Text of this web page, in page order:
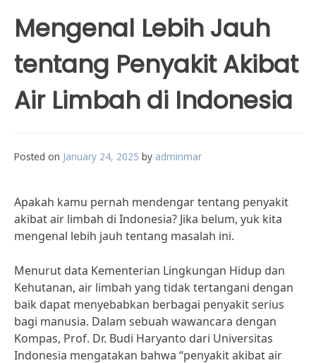
Mengenal Lebih Jauh
tentang Penyakit Akibat
Air Limbah di Indonesia
Posted on January 24, 2025 by adminmar
Apakah kamu pernah mendengar tentang penyakit
akibat air limbah di Indonesia? Jika belum, yuk kita
mengenal lebih jauh tentang masalah ini.
Menurut data Kementerian Lingkungan Hidup dan
Kehutanan, air limbah yang tidak tertangani dengan
baik dapat menyebabkan berbagai penyakit serius
bagi manusia. Dalam sebuah wawancara dengan
Kompas, Prof. Dr. Budi Haryanto dari Universitas
Indonesia mengatakan bahwa “penyakit akibat air